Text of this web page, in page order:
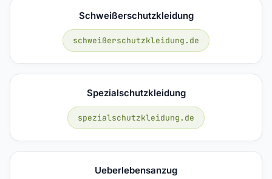
Schweißerschutzkleidung
schweißerschutzkleidung.de
Spezialschutzkleidung
spezialschutzkleidung.de
Ueberlebensanzug